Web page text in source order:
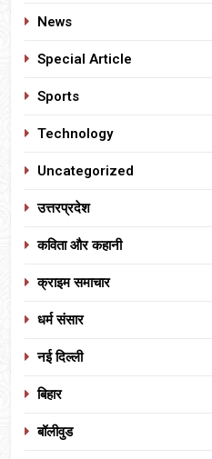
News
Special Article
Sports
Technology
Uncategorized
उत्तरप्रदेश
कविता और कहानी
क्राइम समाचार
धर्म संसार
नई दिल्ली
बिहार
बॉलीवुड